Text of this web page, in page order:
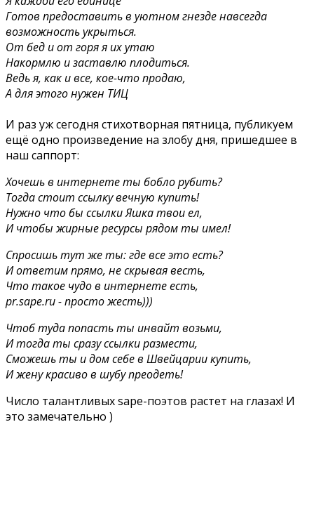
Готов предоставить в уютном гнезде навсегда
возможность укрыться.
От бед и от горя я их утаю
Накормлю и заставлю плодиться.
Ведь я, как и все, кое-что продаю,
А для этого нужен ТИЦ
И раз уж сегодня стихотворная пятница, публикуем
ещё одно произведение на злобу дня, пришедшее в
наш саппорт:
Хочешь в интернете ты бобло рубить?
Тогда стоит ссылку вечную купить!
Нужно что бы ссылки Яшка твои ел,
И чтобы жирные ресурсы рядом ты имел!
Спросишь тут же ты: где все это есть?
И ответим прямо, не скрывая весть,
Что такое чудо в интернете есть,
pr.sape.ru - просто жесть)))
Чтоб туда попасть ты инвайт возьми,
И тогда ты сразу ссылки размести,
Сможешь ты и дом себе в Швейцарии купить,
И жену красиво в шубу преодеть!
Число талантливых sape-поэтов растет на глазах! И
это замечательно )